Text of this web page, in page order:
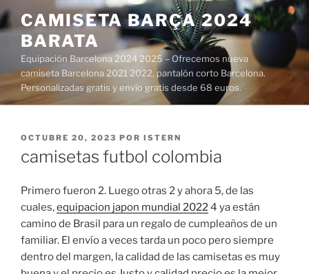
Saltar
al
contenido
CAMISETA BARÇA 2024
BARATA
Equipación Barcelona 2024 2025 – Ofrecemos nueva
camiseta Barcelona 2021 2022, pantalón corto Barcelona.
Personalizadas gratis y envío gratis desde 68 euros.
PUBLICADO
OCTUBRE 20, 2023 POR ISTERN
camisetas futbol colombia
Primero fueron 2. Luego otras 2 y ahora 5, de las
cuales,equipacion japon mundial 20224 ya están
camino de Brasil para un regalo de cumpleaños de un
familiar. El envío a veces tarda un poco pero siempre
dentro del margen, la calidad de las camisetas es muy